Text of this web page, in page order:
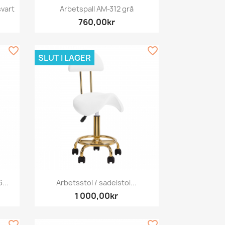
Snabbvy
Arbetspall AM-312 grå
760,00kr
favorite_border
Snabbvy
Arbetsstol / sadelstol...
1 000,00kr
SLUT I LAGER
favorite_border